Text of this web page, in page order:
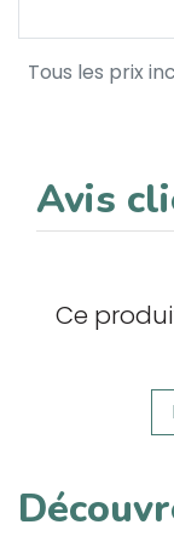
Tous les prix
Avis
Ce